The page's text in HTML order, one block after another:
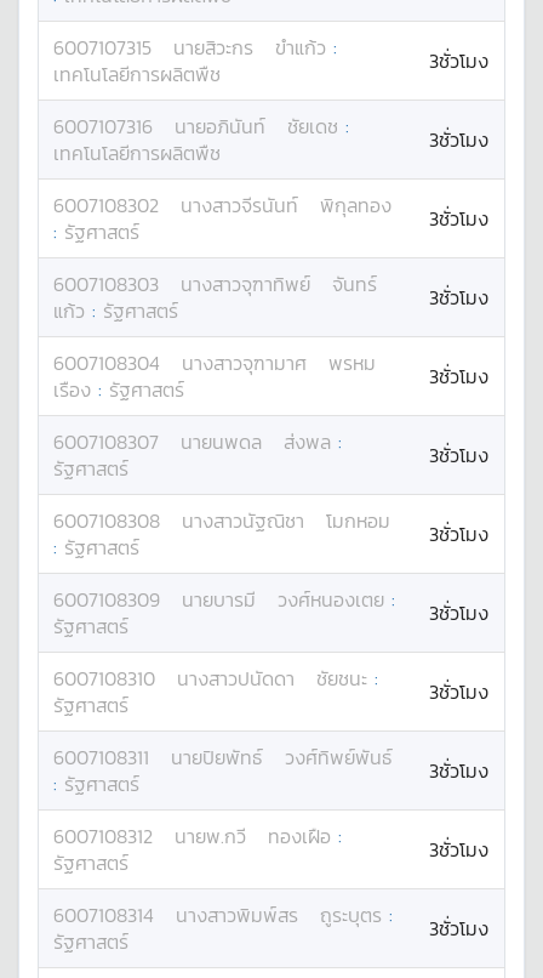
6007107315
นายสิวะกร ขำแก้ว :
เทคโนโลยีการผลิตพืช
3ชั่วโมง
6007107316 นายอภินันท์ ชัยเดช :
เทคโนโลยีการผลิตพืช
3ชั่วโมง
6007108302 นางสาวจีรนันท์
พิกุลทอง
: รัฐศาสตร์ 3ชั่วโมง
6007108303 นางสาวจุฑาทิพย์
จันทร์
แก้ว : รัฐศาสตร์ 3ชั่วโมง
6007108304 นางสาวจุฑามาศ
พรหม
เรือง : รัฐศาสตร์ 3ชั่วโมง
6007108307 นายนพดล ส่งพล :
รัฐศาสตร์
3ชั่วโมง
6007108308 นางสาวนัฐณิชา
โมกหอม
: รัฐศาสตร์ 3ชั่วโมง
6007108309 นายบารมี วงศ์หนองเตย :
รัฐศาสตร์
3ชั่วโมง
6007108310 นางสาวปนัดดา ชัยชนะ :
รัฐศาสตร์
3ชั่วโมง
6007108311 นายปิยพัทธ์
วงศ์ทิพย์พันธ์
: รัฐศาสตร์ 3ชั่วโมง
6007108312 นายพ.กวี ทองเฝือ :
รัฐศาสตร์
3ชั่วโมง
6007108314 นางสาวพิมพ์สร ถูระบุตร :
รัฐศาสตร์
3ชั่วโมง